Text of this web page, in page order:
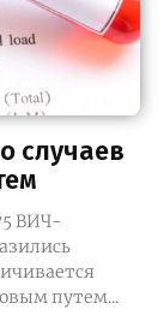
случаев
ВИЧ-
путем...